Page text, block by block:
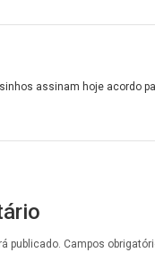
assinam hoje acordo
publicado. Campos